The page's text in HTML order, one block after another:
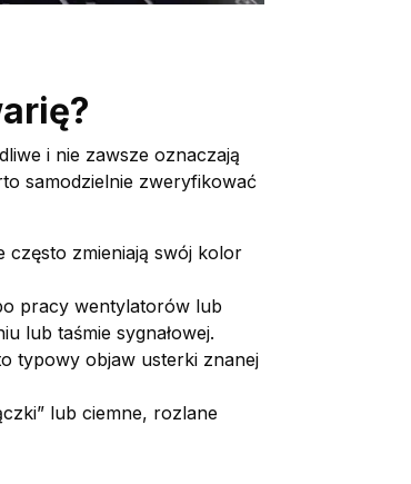
i nie zawsze oznaczają
samodzielnie zweryfikować
często zmieniają swój kolor
pracy wentylatorów lub
lub taśmie sygnałowej.
typowy objaw usterki znanej
lub ciemne, rozlane